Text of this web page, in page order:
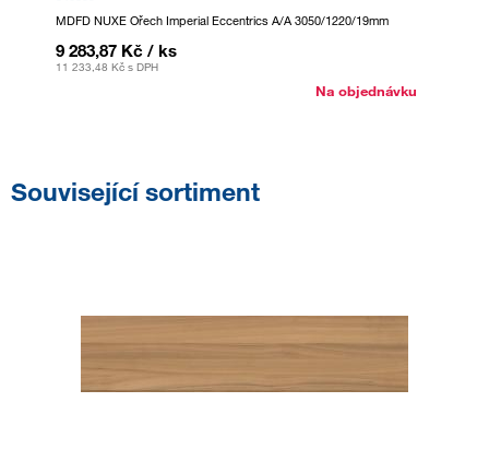
MDFD NUXE Ořech Imperial Eccentrics A/A 3050/1220/19mm
9 283,87 Kč / ks
11 233,48 Kč s DPH
Na objednávku
Související sortiment